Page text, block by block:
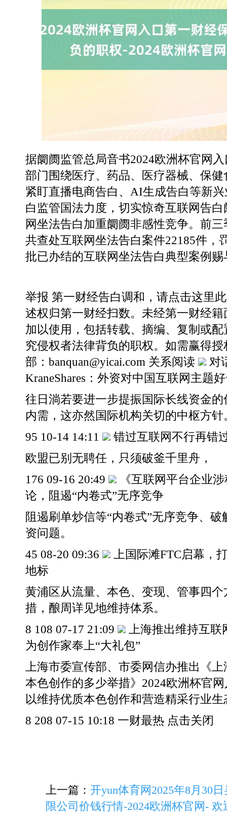
据阛阓监管总局音书2024欧洲杯官网
部门围绕医疗、药品、医疗器械、保
紧盯直播电商告白、AI生成告白等新
白监管国法力度，切实惊奇互联网告
网坐法告白加重阛阓非感性竞争。前
共查处互联网坐法告白案件22185件，
批已办结的互联网坐法告白典型案例赐
举报 第一财经告白调和，请点击这里
述权归第一财经扫数。未经第一财经
加以使用，包括转载、摘编、复制或
究侵权者法律背负的职权。如需赢得
部：banquan@yicai.com 关系阅读
对
KraneShares：外资对中国互联网主题
往日淌若要进一步提振国际长线资金
内需，这亦然国际机构关切的中枢方针
95 10-14 14:11
错过互联网不行再错
欧盟已别无聘任，只须破釜千里舟，
176 09-16 20:49
《互联网平台企业
论，阻遏“内卷式”无序竞争
阻遏刷单炒信等“内卷式”无序竞争、
资问题。
45 08-20 09:36
上国际滩FTC启幕，
地标
黄浦区从流量、本色、变现、管事四
措，酿周详见地维持体系。
8 108 07-17 21:09
上海推出维持互
为创作家奉上“大礼包”
上海市委宣传部、市委网信办推出《
本色创作的多少举措》2024欧洲杯官
以维持优质本色创作和营造精采行业生
8 208 07-15 10:18 一财最热 点击关闭
上一篇： 开yun体育网2025年8月30
限公司价钱行情-2024欧洲杯官网-